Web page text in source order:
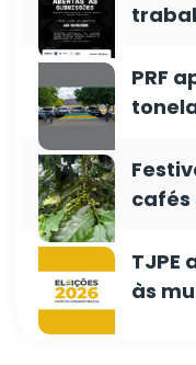
PRF
cafés
TJPE
às